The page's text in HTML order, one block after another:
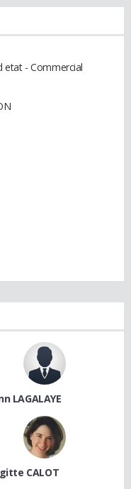
etat - Commercial
LAGALAYE
CALOT